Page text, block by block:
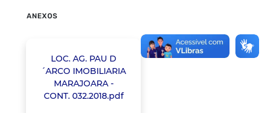
ANEXOS
LOC. AG. PAU D
´ARCO IMOBILIARIA
MARAJOARA -
CONT. 032.2018.pdf